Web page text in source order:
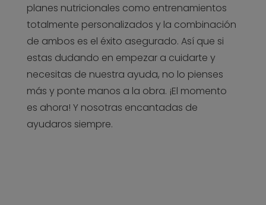
planes nutricionales como entrenamientos
totalmente personalizados y la combinación
de ambos es el éxito asegurado. Así que si
estas dudando en empezar a cuidarte y
necesitas de nuestra ayuda, no lo pienses
más y ponte manos a la obra. ¡El momento
es ahora! Y nosotras encantadas de
ayudaros siempre.